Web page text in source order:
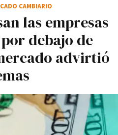
las empresas
debajo de
advirtió
CAMBIARIO